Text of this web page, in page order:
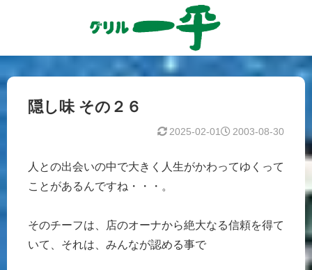
隠し味 その２６
2003-08-30
2025-02-01
人との出会いの中で大きく人生がかわってゆくって
ことがあるんですね・・・。
そのチーフは、店のオーナから絶大なる信頼を得て
いて、それは、みんなが認める事で